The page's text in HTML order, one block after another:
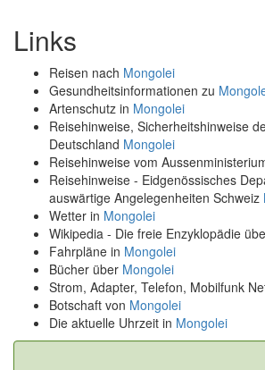
Links
Reisen nach Mongolei
Gesundheitsinformationen zu
Artenschutz in Mongolei
Reisehinweise, Sicherheitshinweise
Deutschland Mongolei
Reisehinweise vom
Reisehinweise - Eidgenössisches
auswärtige Angelegenheiten Schweiz
Wetter in Mongolei
Wikipedia - Die freie Enzyklopädie
Fahrpläne in Mongolei
Bücher über Mongolei
Strom, Adapter, Telefon, Mobilfunk
Botschaft von Mongolei
Die aktuelle Uhrzeit in Mongolei